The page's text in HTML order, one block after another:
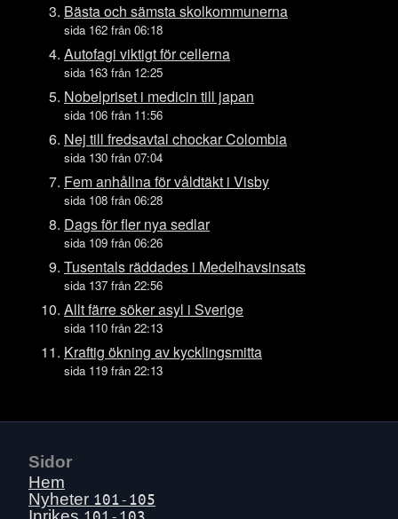
Fre 24 juli
Tors 23 juli
Ons 22 juli
Tis 21 juli
Mån 20 juli
Sön 19 juli
Lör 18 juli
Fre 17 juli
Tors 16 juli
Ons 15 juli
Tis 14 juli
Sön 12 juli
Lör 11 juli
Fre 10 juli
Ons 8 juli
Mån 6 juli
Sön 5 juli
Bästa och sämsta skolkommunerna
sida 162 från 06:18
Autofagi viktigt för cellerna
sida 163 från 12:25
Nobelpriset i medicin till japan
sida 106 från 11:56
Nej till fredsavtal chockar Colombia
sida 130 från 07:04
Fem anhållna för våldtäkt i Visby
sida 108 från 06:28
Dags för fler nya sedlar
sida 109 från 06:26
Tusentals räddades i Medelhavsinsats
sida 137 från 22:56
Allt färre söker asyl i Sverige
sida 110 från 22:13
Kraftig ökning av kycklingsmitta
sida 119 från 22:13
Sidor
Hem
Nyheter 101-105